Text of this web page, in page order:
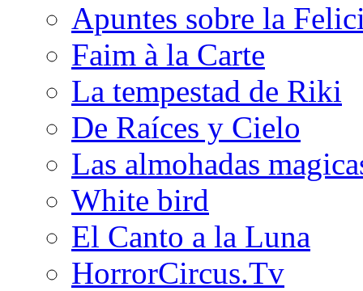
Apuntes sobre la
Faim à la Carte
La tempestad de Riki
De Raíces y Cielo
Las almohadas
White bird
El Canto a la Luna
HorrorCircus.Tv